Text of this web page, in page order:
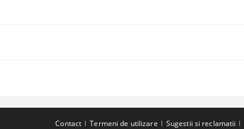
Contact Termeni de utilizare Sugestii si reclamatii